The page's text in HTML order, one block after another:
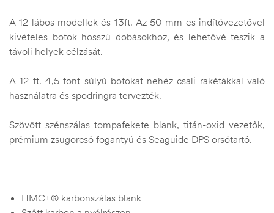
A 12 lábos modellek és 13ft. Az 50 mm-es indítóvezetővel
kivételes botok hosszú dobásokhoz, és lehetővé teszik a
távoli helyek célzását.
A 12 ft. 4,5 font súlyú botokat nehéz csali rakétákkal való
használatra és spodringra tervezték.
Szövött szénszálas tompafekete blank, titán-oxid vezetők,
prémium zsugorcső fogantyú és Seaguide DPS orsótartó.
HMC+® karbonszálas blank